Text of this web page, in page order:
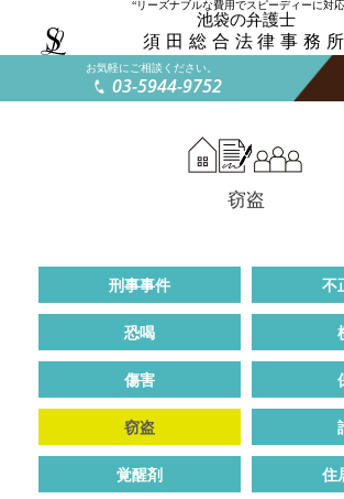
須田総合法律事務所
“リーズナブルな費用でスピーディーに対
池袋の弁護士
お気軽にご相談ください。
03-5944-9752
窃盗
刑事事件 不
恐喝
傷害
窃盗
覚醒剤 住